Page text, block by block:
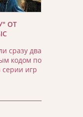
ОТ
сразу два
кодом по
серии игр